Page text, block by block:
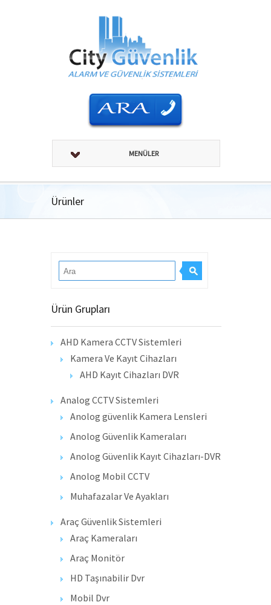
MENÜLER
Ürünler
Ürün Grupları
AHD Kamera CCTV Sistemleri
Kamera Ve Kayıt Cihazları
AHD Kayıt Cihazları DVR
Analog CCTV Sistemleri
Anolog güvenlik Kamera Lensleri
Anolog Güvenlik Kameraları
Anolog Güvenlik Kayıt Cihazları-DVR
Anolog Mobil CCTV
Muhafazalar Ve Ayakları
Araç Güvenlik Sistemleri
Araç Kameraları
Araç Monitör
HD Taşınabilir Dvr
Mobil Dvr